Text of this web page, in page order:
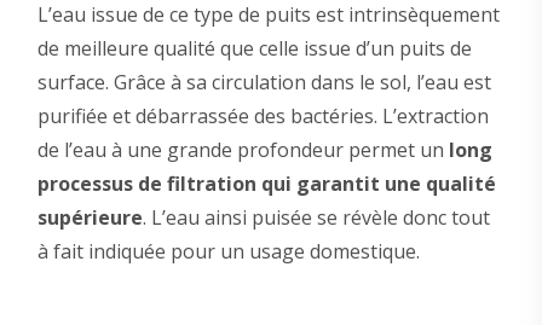
L’eau issue de ce type de puits est intrinsèquement
de meilleure qualité que celle issue d’un puits de
surface. Grâce à sa circulation dans le sol, l’eau est
purifiée et débarrassée des bactéries. L’extraction
de l’eau à une grande profondeur permet un long
processus de filtration qui garantit une qualité
supérieure. L’eau ainsi puisée se révèle donc tout
à fait indiquée pour un usage domestique.